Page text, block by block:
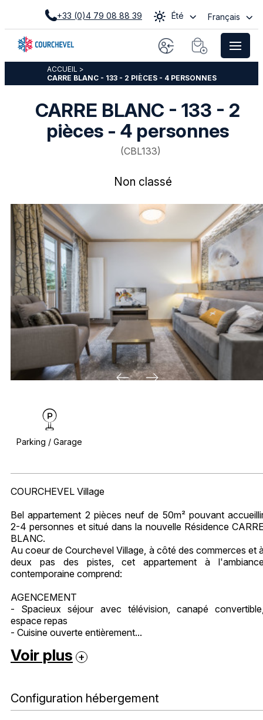
+33 (0)4 79 08 88 39 Été Français
ACCUEIL >
CARRE BLANC - 133 - 2 PIÈCES - 4 PERSONNES
CARRE BLANC - 133 - 2
pièces - 4 personnes
(CBL133)
Non classé
Parking / Garage
COURCHEVEL Village
Bel appartement 2 pièces neuf de 50m² pouvant
2-4 personnes et situé dans la nouvelle Résidence
BLANC.
Au coeur de Courchevel Village, à côté des commerces et
deux pas des pistes, cet appartement à
contemporaine comprend:
AGENCEMENT
- Spacieux séjour avec télévision, canapé
espace repas
- Cuisine ouverte entièrement...
Voir plus
Configuration hébergement